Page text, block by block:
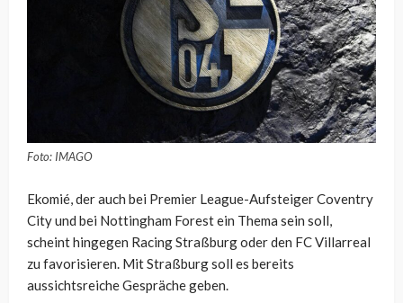
Foto: IMAGO
Ekomié, der auch bei Premier League-Aufsteiger Coventry
City und bei Nottingham Forest ein Thema sein soll,
scheint hingegen Racing Straßburg oder den FC Villarreal
zu favorisieren. Mit Straßburg soll es bereits
aussichtsreiche Gespräche geben.